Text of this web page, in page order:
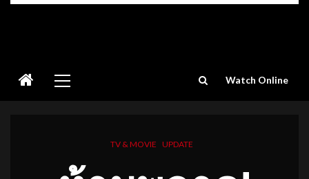
Menu
Watch Online
TV & MOVIE UPDATE